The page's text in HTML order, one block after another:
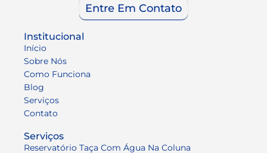
Entre Em Contato
Institucional
Início
Sobre Nós
Como Funciona
Blog
Serviços
Contato
Serviços
Reservatório Taça Com Água Na Coluna